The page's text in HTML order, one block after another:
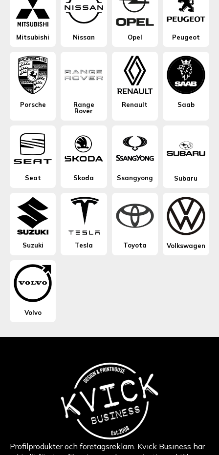
Mitsubishi Nissan Opel Peugeot
Porsche
Range
Rover
Renault Saab
Seat Skoda Ssangyong Subaru
Suzuki Tesla Toyota Volkswagen
Volvo
Profilprodukter och företagsreklam. Kvick Business har